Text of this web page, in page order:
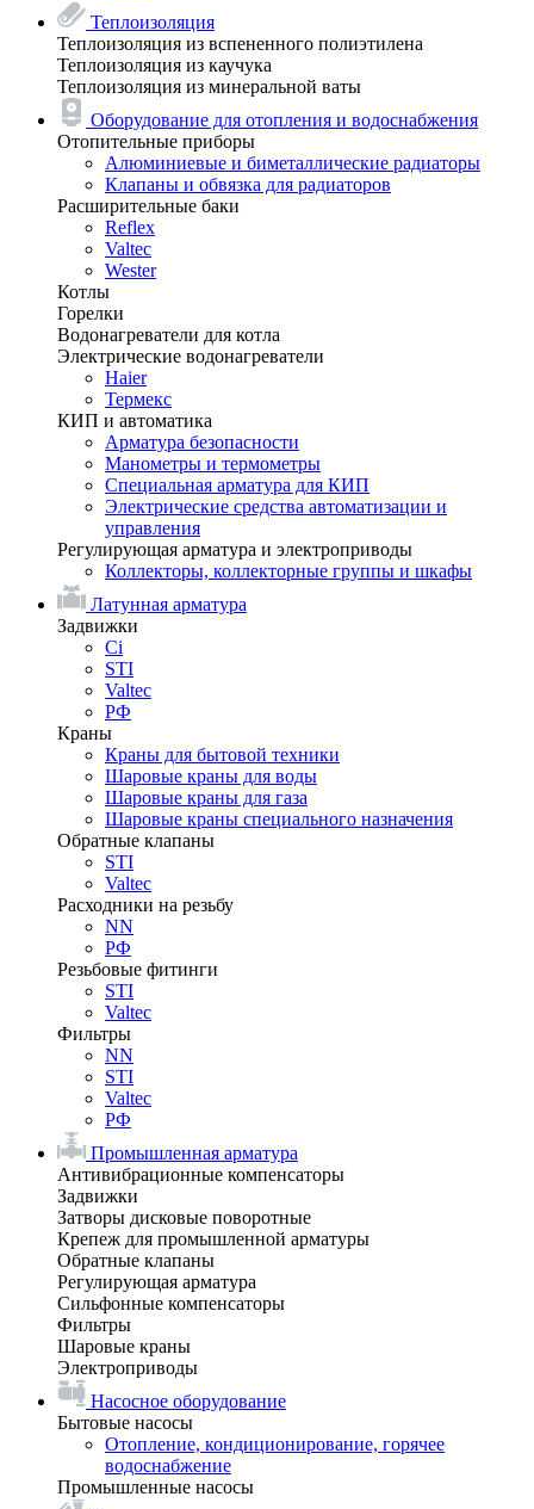
Теплоизоляция
Теплоизоляция из вспененного полиэтилена
Теплоизоляция из каучука
Теплоизоляция из минеральной ваты
Оборудование для отопления и водоснабжения
Отопительные приборы
Алюминиевые и биметаллические радиаторы
Клапаны и обвязка для радиаторов
Расширительные баки
Reflex
Valtec
Wester
Котлы
Горелки
Водонагреватели для котла
Электрические водонагреватели
Haier
Термекс
КИП и автоматика
Арматура безопасности
Манометры и термометры
Специальная арматура для КИП
Электрические средства автоматизации и
управления
Регулирующая арматура и электроприводы
Коллекторы, коллекторные группы и шкафы
Латунная арматура
Задвижки
Ci
STI
Valtec
РФ
Краны
Краны для бытовой техники
Шаровые краны для воды
Шаровые краны для газа
Шаровые краны специального назначения
Обратные клапаны
STI
Valtec
Расходники на резьбу
NN
РФ
Резьбовые фитинги
STI
Valtec
Фильтры
NN
STI
Valtec
РФ
Промышленная арматура
Антивибрационные компенсаторы
Задвижки
Затворы дисковые поворотные
Крепеж для промышленной арматуры
Обратные клапаны
Регулирующая арматура
Сильфонные компенсаторы
Фильтры
Шаровые краны
Электроприводы
Насосное оборудование
Бытовые насосы
Отопление, кондиционирование, горячее
водоснабжение
Промышленные насосы